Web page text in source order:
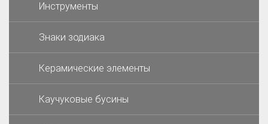
Инструменты
Знаки зодиака
Керамические элементы
Каучуковые бусины